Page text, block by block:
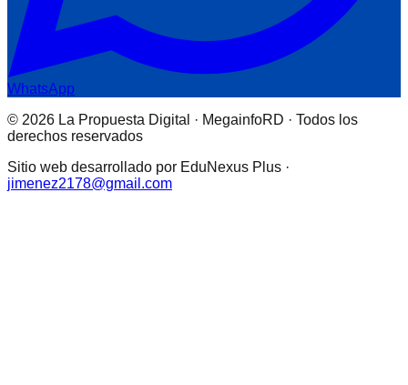
WhatsApp
© 2026 La Propuesta Digital · MegainfoRD · Todos los
derechos reservados
Sitio web desarrollado por EduNexus Plus ·
jimenez2178@gmail.com